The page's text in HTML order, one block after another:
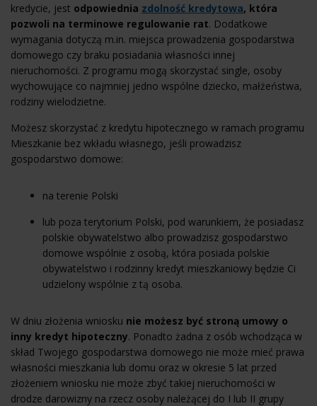
kredycie, jest odpowiednia zdolność kredytowa, która
pozwoli na terminowe regulowanie rat. Dodatkowe
wymagania dotyczą m.in. miejsca prowadzenia gospodarstwa
domowego czy braku posiadania własności innej
nieruchomości. Z programu mogą skorzystać single, osoby
wychowujące co najmniej jedno wspólne dziecko, małżeństwa,
rodziny wielodzietne.
Możesz skorzystać z kredytu hipotecznego w ramach programu
Mieszkanie bez wkładu własnego, jeśli prowadzisz
gospodarstwo domowe:
na terenie Polski
lub poza terytorium Polski, pod warunkiem, że posiadasz
polskie obywatelstwo albo prowadzisz gospodarstwo
domowe wspólnie z osobą, która posiada polskie
obywatelstwo i rodzinny kredyt mieszkaniowy będzie Ci
udzielony wspólnie z tą osoba.
W dniu złożenia wniosku nie możesz być stroną umowy o
inny kredyt hipoteczny. Ponadto żadna z osób wchodząca w
skład Twojego gospodarstwa domowego nie może mieć prawa
własności mieszkania lub domu oraz w okresie 5 lat przed
złożeniem wniosku nie może zbyć takiej nieruchomości w
drodze darowizny na rzecz osoby należącej do I lub II grupy